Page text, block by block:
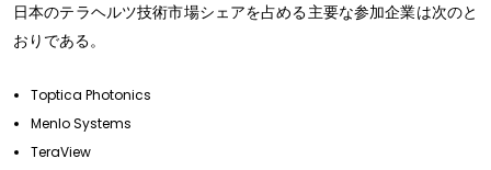
日本のテラヘルツ技術市場シェアを占める主要な参加企業は次のと
おりである。
Toptica Photonics
Menlo Systems
TeraView